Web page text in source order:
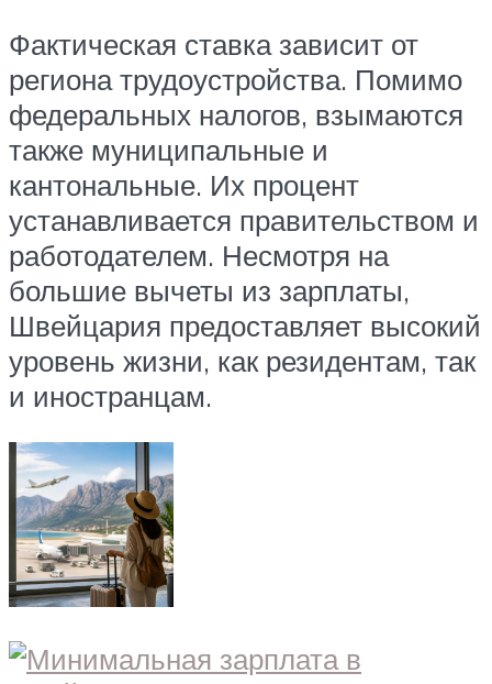
Фактическая ставка зависит от
региона трудоустройства. Помимо
федеральных налогов, взымаются
также муниципальные и
кантональные. Их процент
устанавливается правительством и
работодателем. Несмотря на
большие вычеты из зарплаты,
Швейцария предоставляет высокий
уровень жизни, как резидентам, так
и иностранцам.